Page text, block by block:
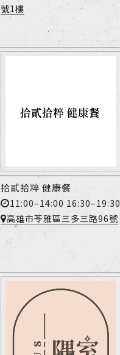
號1樓
拾貳拾粹 健康餐
11:00–14:00 16:30–19:30
高雄市苓雅區三多三路96號